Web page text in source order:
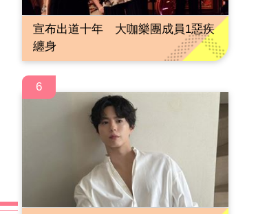
宣布出道十年 大咖樂團成員1惡疾
纏身
6